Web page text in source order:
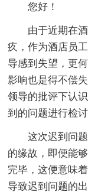
您好！
由于近期在
疚，作为酒店员
导感到失望，更
影响也是得不偿
领导的批评下认
到的问题进行检
这次迟到问
的缘故，即便能
完毕，这便意味
导致迟到问题的